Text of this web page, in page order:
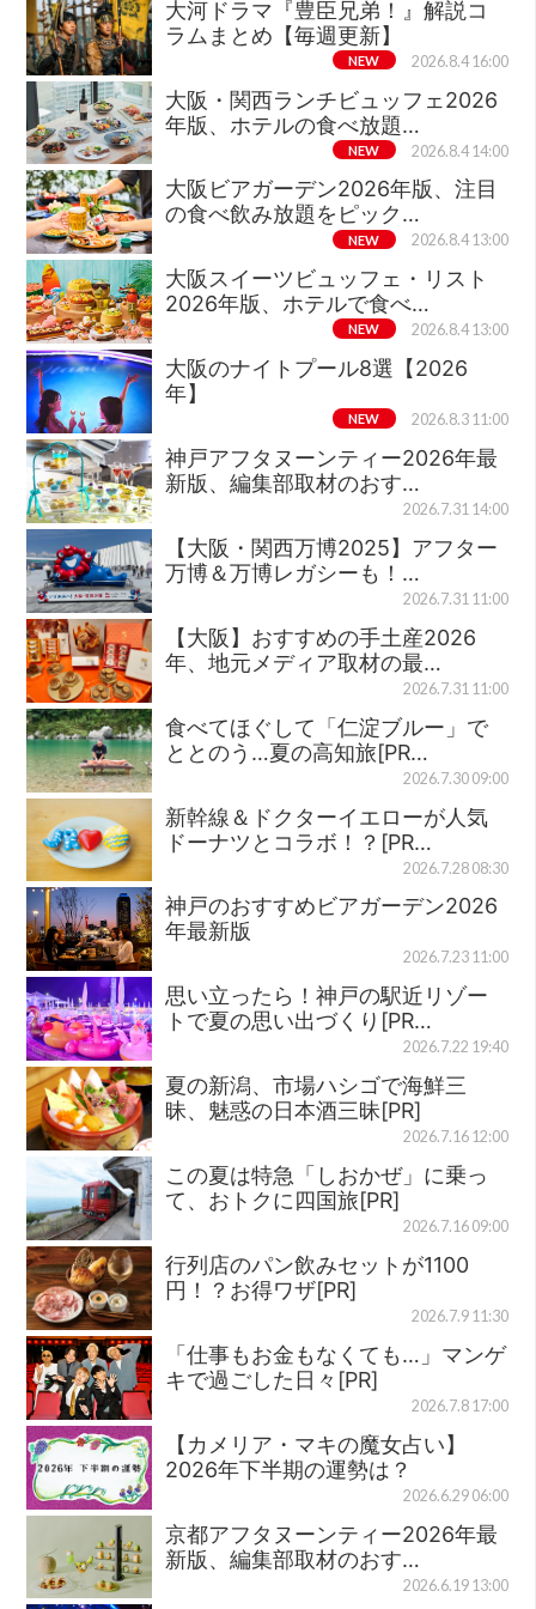
大河ドラマ『豊臣兄弟！』解説コ
ラムまとめ【毎週更新】
NEW 2026.8.4 16:00
大阪・関西ランチビュッフェ2026
年版、ホテルの食べ放題…
NEW 2026.8.4 14:00
大阪ビアガーデン2026年版、注目
の食べ飲み放題をピック…
NEW 2026.8.4 13:00
大阪スイーツビュッフェ・リスト
2026年版、ホテルで食べ…
NEW 2026.8.4 13:00
大阪のナイトプール8選【2026
年】
NEW 2026.8.3 11:00
神戸アフタヌーンティー2026年最
新版、編集部取材のおす…
2026.7.31 14:00
【大阪・関西万博2025】アフター
万博＆万博レガシーも！…
2026.7.31 11:00
【大阪】おすすめの手土産2026
年、地元メディア取材の最…
2026.7.31 11:00
食べてほぐして「仁淀ブルー」で
ととのう…夏の高知旅[PR…
2026.7.30 09:00
新幹線＆ドクターイエローが人気
ドーナツとコラボ！？[PR…
2026.7.28 08:30
神戸のおすすめビアガーデン2026
年最新版
2026.7.23 11:00
思い立ったら！神戸の駅近リゾー
トで夏の思い出づくり[PR…
2026.7.22 19:40
夏の新潟、市場ハシゴで海鮮三
昧、魅惑の日本酒三昧[PR]
2026.7.16 12:00
この夏は特急「しおかぜ」に乗っ
て、おトクに四国旅[PR]
2026.7.16 09:00
行列店のパン飲みセットが1100
円！？お得ワザ[PR]
2026.7.9 11:30
「仕事もお金もなくても…」マンゲ
キで過ごした日々[PR]
2026.7.8 17:00
【カメリア・マキの魔女占い】
2026年下半期の運勢は？
2026.6.29 06:00
京都アフタヌーンティー2026年最
新版、編集部取材のおす…
2026.6.19 13:00